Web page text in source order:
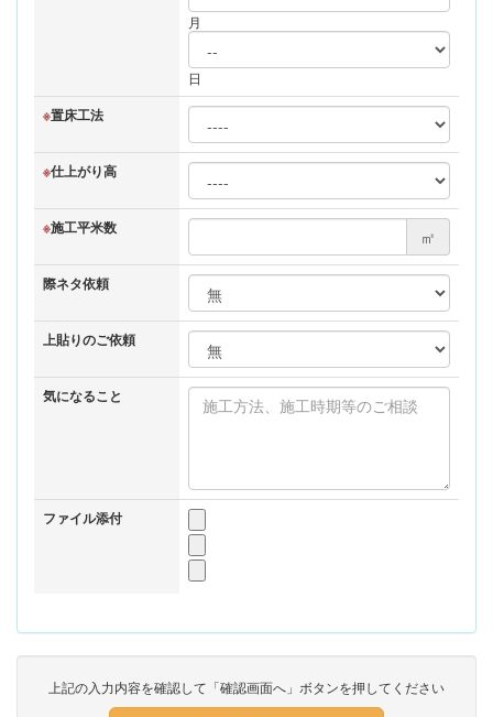
月
日
※置床工法
※仕上がり高
※施工平米数 ㎡
際ネタ依頼
上貼りのご依頼
気になること
ファイル添付
上記の入力内容を確認して「確認画面へ」ボタンを押してください